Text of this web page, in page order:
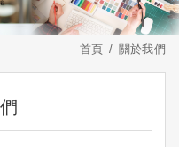
首頁 關於我們